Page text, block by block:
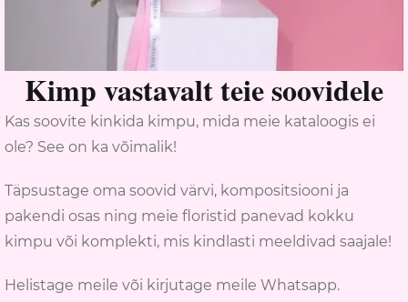
Kimp vastavalt teie soovidele
Kas soovite kinkida kimpu, mida meie kataloogis ei
ole? See on ka võimalik!
Täpsustage oma soovid värvi, kompositsiooni ja
pakendi osas ning meie floristid panevad kokku
kimpu või komplekti, mis kindlasti meeldivad saajale!
Helistage meile või kirjutage meile Whatsapp.